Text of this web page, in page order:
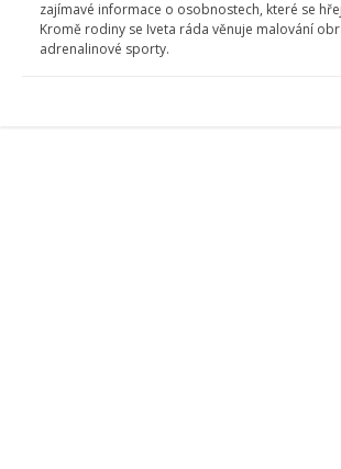
zajímavé informace o osobnostech, které se
Kromě rodiny se Iveta ráda věnuje malování
adrenalinové sporty.